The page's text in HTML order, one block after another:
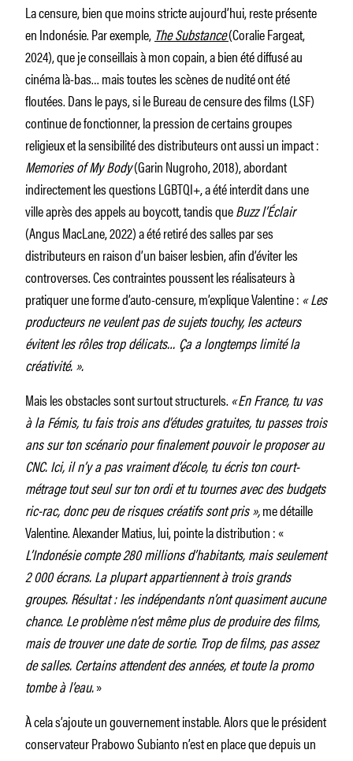
La censure, bien que moins stricte aujourd’hui, reste présente
en Indonésie. Par exemple, The Substance(Coralie Fargeat,
2024), que je conseillais à mon copain, a bien été diffusé au
cinéma là-bas… mais toutes les scènes de nudité ont été
floutées. Dans le pays, si le Bureau de censure des films (LSF)
continue de fonctionner, la pression de certains groupes
religieux et la sensibilité des distributeurs ont aussi un impact :
Memories of My Body(Garin Nugroho, 2018), abordant
indirectement les questions LGBTQI+, a été interdit dans une
ville après des appels au boycott, tandis queBuzz l’Éclair
(Angus MacLane, 2022) a été retiré des salles par ses
distributeurs en raison d’un baiser lesbien, afin d’éviter les
controverses. Ces contraintes poussent les réalisateurs à
pratiquer une forme d’auto-censure, m’explique Valentine : « Les
producteurs ne veulent pas de sujets touchy, les acteurs
évitent les rôles trop délicats… Ça a longtemps limité la
créativité. ».
Mais les obstacles sont surtout structurels. « En France, tu vas
à la Fémis, tu fais trois ans d’études gratuites, tu passes trois
ans sur ton scénario pour finalement pouvoir le proposer au
CNC. Ici, il n’y a pas vraiment d’école, tu écris ton court-
métrage tout seul sur ton ordi et tu tournes avec des budgets
ric-rac, donc peu de risques créatifs sont pris »,me détaille
Valentine. Alexander Matius, lui, pointe la distribution : «
L’Indonésie compte 280 millions d’habitants, mais seulement
2 000 écrans. La plupart appartiennent à trois grands
groupes. Résultat : les indépendants n’ont quasiment aucune
chance. Le problème n’est même plus de produire des films,
mais de trouver une date de sortie. Trop de films, pas assez
de salles. Certains attendent des années, et toute la promo
tombe à l’eau.»
À cela s’ajoute un gouvernement instable. Alors que le président
conservateur Prabowo Subianto n’est en place que depuis un